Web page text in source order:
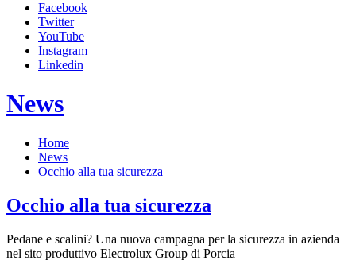
Facebook
Twitter
YouTube
Instagram
Linkedin
News
Home
News
Occhio alla tua sicurezza
Occhio alla tua sicurezza
Pedane e scalini? Una nuova campagna per la sicurezza in azienda
nel sito produttivo Electrolux Group di Porcia